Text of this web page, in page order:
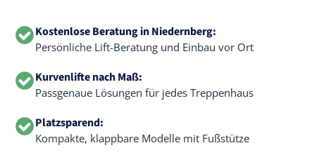
Kostenlose Beratung in Niedernberg:
Persönliche Lift-Beratung und Einbau vor Ort
Kurvenlifte nach Maß:
Passgenaue Lösungen für jedes Treppenhaus
Platzsparend:
Kompakte, klappbare Modelle mit Fußstütze